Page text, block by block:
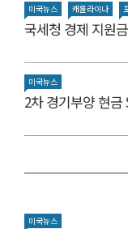
미국뉴스 캐롤라이나
국세청 경제 지원
미국뉴스
2차 경기부양 현금
미국뉴스